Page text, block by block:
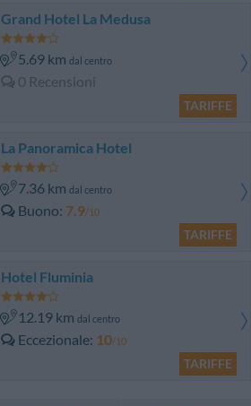
Grand Hotel La Medusa
5.69 km dal centro
0 Recensioni
TARIFFE
La Panoramica Hotel
7.36 km dal centro
Buono 7.9/10
TARIFFE
Hotel Fluminia
12.19 km dal centro
Eccezionale 10/10
TARIFFE